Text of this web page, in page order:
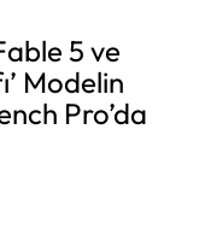
5 ve
Modelin
Pro’da